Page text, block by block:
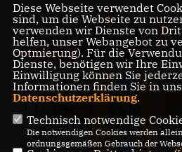
Diese Webseite verwendet
sind, um die Webseite zu
verwenden wir Dienste von
helfen, unser Webangebot zu
Optmierung). Für die
Dienste, benötigen wir Ihre
Einwilligung können Sie
Informationen finden Sie in
Datenschutzerklärung.
Technisch notwendige
Die notwendigen Cookies werden
ordnungsgemäßen Gebrauch der